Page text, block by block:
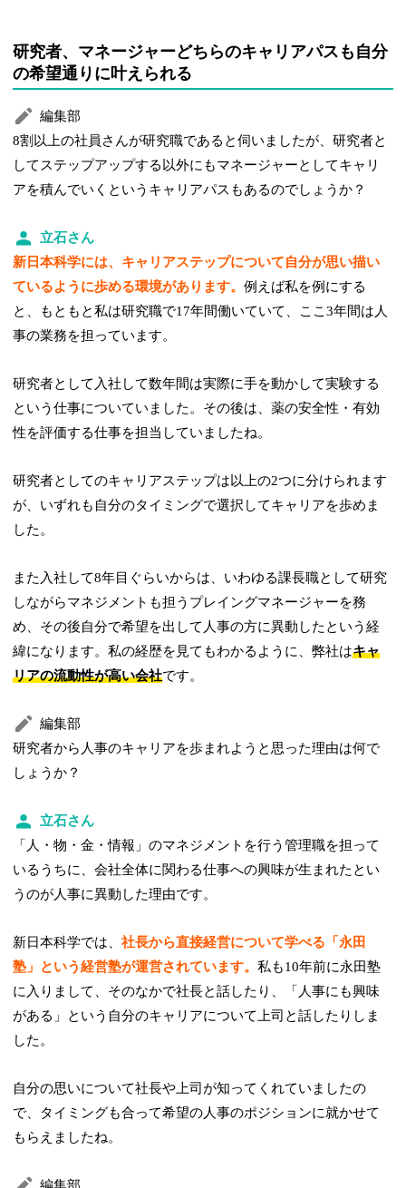
研究者、マネージャーどちらのキャリアパスも自分
の希望通りに叶えられる
編集部
8割以上の社員さんが研究職であると伺いましたが、研究者と
してステップアップする以外にもマネージャーとしてキャリ
アを積んでいくというキャリアパスもあるのでしょうか？
立石さん
新日本科学には、キャリアステップについて自分が思い描い
ているように歩める環境があります。例えば私を例にする
と、もともと私は研究職で17年間働いていて、ここ3年間は人
事の業務を担っています。
研究者として入社して数年間は実際に手を動かして実験する
という仕事についていました。その後は、薬の安全性・有効
性を評価する仕事を担当していましたね。
研究者としてのキャリアステップは以上の2つに分けられます
が、いずれも自分のタイミングで選択してキャリアを歩めま
した。
また入社して8年目ぐらいからは、いわゆる課長職として研究
しながらマネジメントも担うプレイングマネージャーを務
め、その後自分で希望を出して人事の方に異動したという経
緯になります。私の経歴を見てもわかるように、弊社はキャ
リアの流動性が高い会社です。
編集部
研究者から人事のキャリアを歩まれようと思った理由は何で
しょうか？
立石さん
「人・物・金・情報」のマネジメントを行う管理職を担って
いるうちに、会社全体に関わる仕事への興味が生まれたとい
うのが人事に異動した理由です。
新日本科学では、社長から直接経営について学べる「永田
塾」という経営塾が運営されています。私も10年前に永田塾
に入りまして、そのなかで社長と話したり、「人事にも興味
がある」という自分のキャリアについて上司と話したりしま
した。
自分の思いについて社長や上司が知ってくれていましたの
で、タイミングも合って希望の人事のポジションに就かせて
もらえましたね。
編集部